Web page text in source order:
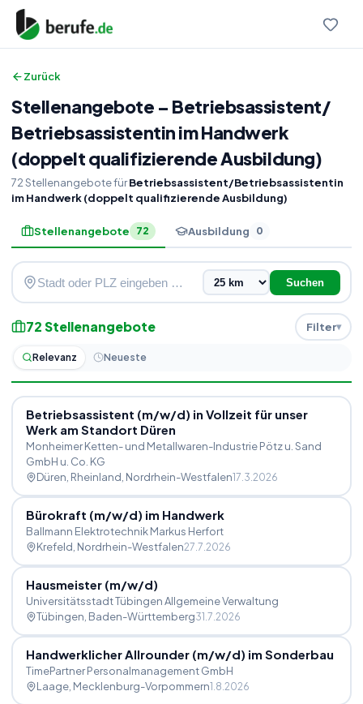
Zurück
Stellenangebote – Betriebsassistent/
Betriebsassistentin im Handwerk
(doppelt qualifizierende Ausbildung)
72StellenangebotefürBetriebsassistent/Betriebsassistentin
im Handwerk (doppelt qualifizierende Ausbildung)
Stellenangebote 72 Ausbildung 0
Suchen
72Stellenangebote
Relevanz Neueste
Filter
Betriebsassistent (m/w/d) in Vollzeit für unser
Werk am Standort Düren
Monheimer Ketten- und Metallwaren-Industrie Pötz u. Sand
GmbH u. Co. KG
Düren, Rheinland , Nordrhein-Westfalen17.3.2026
Bürokraft (m/w/d) im Handwerk
Ballmann Elektrotechnik Markus Herfort
Krefeld , Nordrhein-Westfalen27.7.2026
Hausmeister (m/w/d)
Universitätsstadt Tübingen Allgemeine Verwaltung
Tübingen , Baden-Württemberg31.7.2026
Handwerklicher Allrounder (m/w/d) im Sonderbau
TimePartner Personalmanagement GmbH
Laage, Mecklenburg-Vorpommern1.8.2026